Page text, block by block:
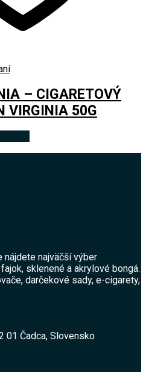
– CIGARETOVÝ
VIRGINIA 50G
nájdete najväčší výber
sklenené a akrylové bongá.
darčekové sady, e-cigarety,
01 Čadca, Slovensko